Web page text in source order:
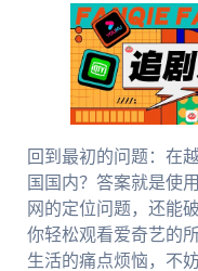
回到最初的问题：在
国国内？答案就是使用
网的定位问题，还能
你轻松观看爱奇艺的
生活的痛点烦恼，不